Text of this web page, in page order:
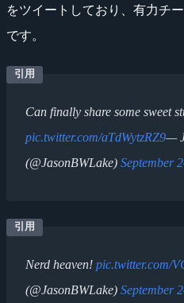
をツイートしており、有力チ
です。
Can finally share some sweet
pic.twitter.com/aTdWytzRZ9—
(@JasonBWLake) September
Nerd heaven! pic.twitter.com/
(@JasonBWLake) September